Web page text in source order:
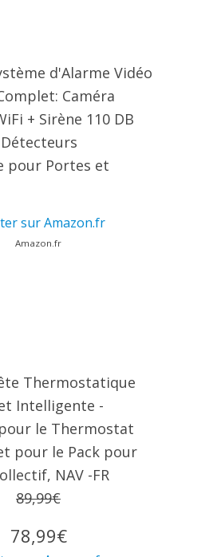
d'Alarme Vidéo
Caméra
+ Sirène 110 DB
pour Portes et
sur Amazon.fr
Amazon.fr
Thermostatique
Intelligente -
le Thermostat
pour le Pack pour
NAV -FR
89,99€
78,99€